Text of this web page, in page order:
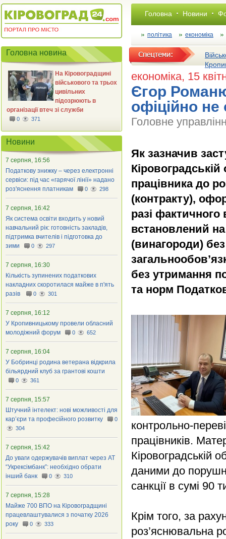
Головна Новини
політика економіка
економіка, 15
Єгор
офіційно
Головне
Як зазначив
працівника до
(контракту),
разі
встановлений на
(винагороди)
без утримання
та норм
контрольно-
працівників.
Кіровоградській
даними до
санкції в сумі 90
Крім того, за
роз’яснювальна
Головна новина
На Кіровоградщині
військового та трьох
цивільних
підозрюють в
організації втеч зі служби
0 371
Новини
7 серпня, 16:56
Податкову знижку – через електронні
сервіси: під час «гарячої лінії» надано
роз'яснення платникам
0 298
7 серпня, 16:42
Як система освіти входить у новий
навчальний рік: готовність закладів,
підтримка вчителів і підготовка до
зими
0 297
7 серпня, 16:30
Кількість зупинених податкових
накладних скоротилася майже в п'ять
разів
0 301
7 серпня, 16:12
У Кропивницькому провели обласний
молодіжний форум
0 652
7 серпня, 16:04
У Бобринці родина ветерана відкрила
більярдний клуб за грантові кошти
0 361
7 серпня, 15:57
Штучний інтелект: нові можливості для
кар’єри та професійного розвитку
0
304
7 серпня, 15:42
До уваги одержувачів виплат через АТ
“Укрексімбанк”: необхідно обрати
інший банк
0 310
7 серпня, 15:28
Майже 700 ВПО на Кіровоградщині
працевлаштувалися з початку 2026
року
0 333